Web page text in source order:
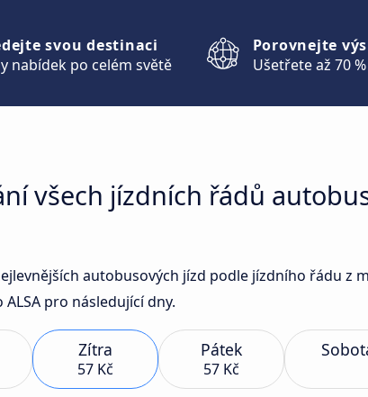
svou destinaci
nabídek po celém světě
Porovnejte
Ušetřete až 70 %
všech jízdních řádů
autobusových jízd podle jízdního řádu z
pro následující dny.
Zítra
57 Kč
Pátek
57 Kč